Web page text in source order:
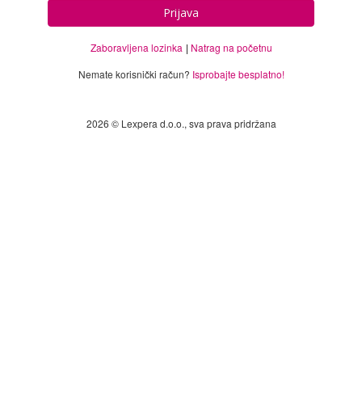
Prijava
Zaboravljena lozinka
Natrag na početnu
Nemate korisnički račun? Isprobajte besplatno!
2026 © Lexpera d.o.o., sva prava pridržana